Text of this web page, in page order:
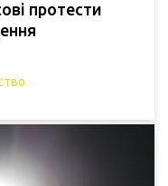
протести